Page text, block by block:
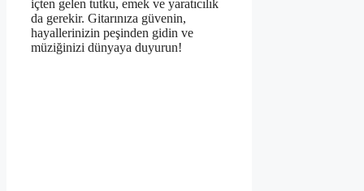
içten gelen tutku, emek ve yaratıcılık
da gerekir. Gitarınıza güvenin,
hayallerinizin peşinden gidin ve
müziğinizi dünyaya duyurun!